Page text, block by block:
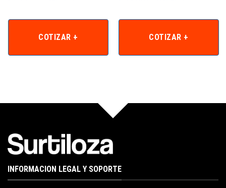
COTIZAR + COTIZAR +
INFORMACION LEGAL Y SOPORTE